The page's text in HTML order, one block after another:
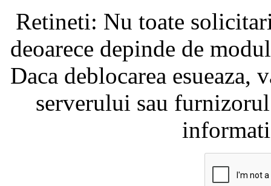
Retineti: Nu toate
deoarece depinde de
Daca deblocarea
serverului sau